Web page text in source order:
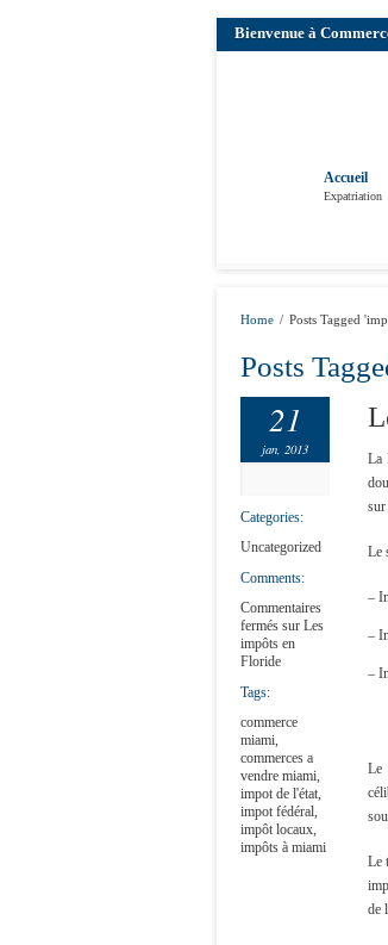
Bienvenue à
Accueil
Expatriation
Home / Posts Tagged
Posts
21
jan, 2013
Categories:
Uncategorized
Comments:
Commentaires
fermés sur Les
impôts en
Floride
Tags:
commerce
miami,
commerces a
vendre miami,
impot de l'état,
impot fédéral,
impôt locaux,
impôts à miami
La
sur
Le
–
–
–
Le
Le
de